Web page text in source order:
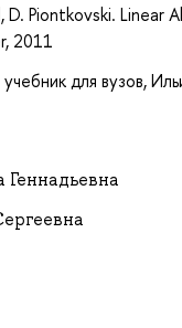
D. Piontkovski. Linear
2011
для вузов,